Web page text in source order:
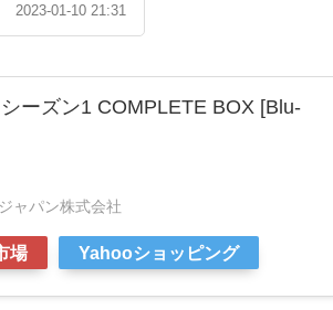
2023-01-10 21:31
ーズン1 COMPLETE BOX [Blu-
ャパン株式会社
場 Yahooショッピング